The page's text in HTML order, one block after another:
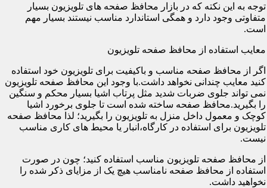
توجه به این نکته که در بازار محافظ صفحه های تلویزیون بسیار
متفاوتی وجود دارد و همگی استاندارد مناسب نیستند بسیار مهم
است.
معایب استفاده از محافظ صفحه تلویزیون
اگر از محافظ صفحه مناسب و باکیفیت برای تلویزیون خود استفاده
کنید معایب چندانی نخواهد داشت.با وجود این محافظ صفحه تلویزیون
نمی تواند جلوی ضربات شدید مثل پرتاب اشیا بسیار محکم و سنگین
را بگیرید.محافظ صفحه ساخته شده است تا جلوی برخورد اشیا
کوچک و معمول داخل منزل به تلویزیون را بگیرید؛ لذا محافظ صفحه
تلویزیون برای استفاده در کارگاه،انبار یا محیط های کاری مناسب
نیست.
از محافظ صفحه تلویزیون مناسب استفاده کنید؛ چون در صورت
استفاده از محافظ صفحه نامناسب هیچ یک از مزایای ذکر شده را
نخواهید داشت.